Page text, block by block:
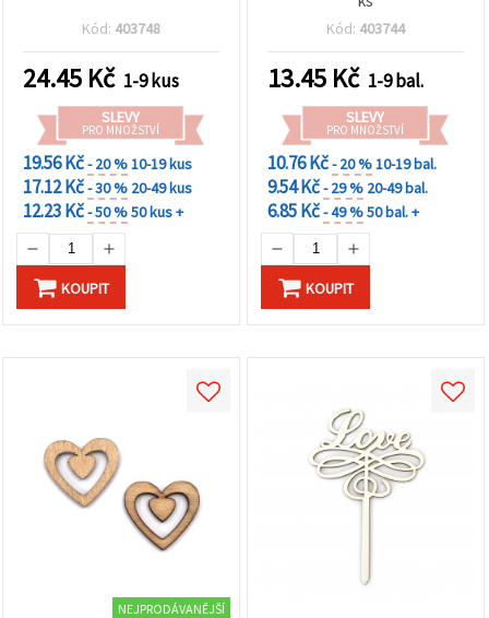
Kód: 403748
24.45 Kč 1-9 kus
SLEVY
PRO MNOŽSTVÍ
19.56 Kč- 20 %10-19 kus
17.12 Kč- 30 % 20-49 kus
12.23 Kč- 50 %50 kus +
KOUPIT
Kód: 403744
13.45 Kč 1-9 bal.
SLEVY
PRO MNOŽSTVÍ
10.76 Kč- 20 %10-19 bal.
9.54 Kč- 29 % 20-49 bal.
6.85 Kč- 49 %50 bal. +
KOUPIT
NEJPRODÁVANĚJŠÍ